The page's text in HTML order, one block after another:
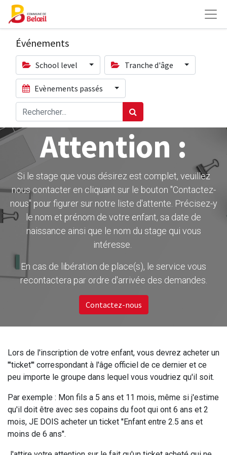
Événements
School level Tranche d'âge
Evènements passés
Attention :
Si le stage que vous désirez est complet, veuillez
nous contacter en cliquant sur le bouton ''Contactez-
nous" pour figurer sur notre liste d'attente. Précisez-y
le nom et prénom de votre enfant, sa date de
naissance ainsi que le nom du stage qui vous
intéresse.
En cas de libération de place(s), le service vous
recontactera par ordre d'arrivée des demandes.
Contactez-nous
Lors de l'inscription de votre enfant, vous devrez acheter un
'''ticket''' correspondant à l'âge officiel de ce dernier et ce
peu importe le groupe dans lequel vous voudriez qu'il soit.
Par exemple : Mon fils a 5 ans et 11 mois, même si j'estime
qu'il doit être avec ses copains du foot qui ont 6 ans et 2
mois, JE DOIS acheter un ticket ''Enfant entre 2.5 ans et
moins de 6 ans''.